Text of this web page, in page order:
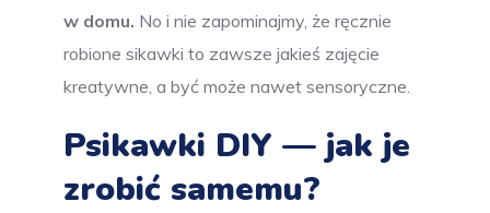
w domu. No i nie zapominajmy, że ręcznie
robione sikawki to zawsze jakieś zajęcie
kreatywne, a być może nawet sensoryczne.
Psikawki DIY — jak je
zrobić samemu?